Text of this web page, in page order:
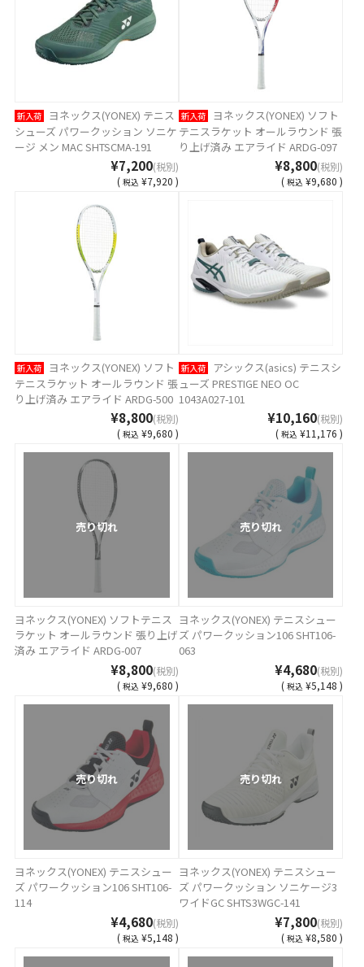
新入荷
ヨネックス(YONEX) テニス
シューズ パワークッション ソニケ
ージ メン MAC SHTSCMA-191
¥7,200(税別)
( 税込 ¥7,920 )
新入荷
ヨネックス(YONEX) ソフト
テニスラケット オールラウンド 張
り上げ済み エアライド ARDG-097
¥8,800(税別)
( 税込 ¥9,680 )
新入荷
ヨネックス(YONEX) ソフト
テニスラケット オールラウンド 張
り上げ済み エアライド ARDG-500
¥8,800(税別)
( 税込 ¥9,680 )
新入荷
アシックス(asics) テニスシ
ューズ PRESTIGE NEO OC
1043A027-101
¥10,160(税別)
( 税込 ¥11,176 )
売り切れ
ヨネックス(YONEX) ソフトテニス
ラケット オールラウンド 張り上げ
済み エアライド ARDG-007
¥8,800(税別)
( 税込 ¥9,680 )
売り切れ
ヨネックス(YONEX) テニスシュー
ズ パワークッション106 SHT106-
063
¥4,680(税別)
( 税込 ¥5,148 )
売り切れ
ヨネックス(YONEX) テニスシュー
ズ パワークッション106 SHT106-
114
¥4,680(税別)
( 税込 ¥5,148 )
売り切れ
ヨネックス(YONEX) テニスシュー
ズ パワークッション ソニケージ3
ワイドGC SHTS3WGC-141
¥7,800(税別)
( 税込 ¥8,580 )